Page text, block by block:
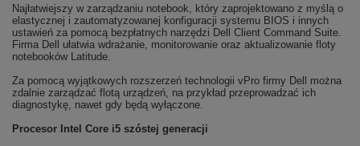
Najłatwiejszy w zarządzaniu notebook, który zaprojektowano z myślą o
elastycznej i zautomatyzowanej konfiguracji systemu BIOS i innych
ustawień za pomocą bezpłatnych narzędzi Dell Client Command Suite.
Firma Dell ułatwia wdrażanie, monitorowanie oraz aktualizowanie floty
notebooków Latitude.
Za pomocą wyjątkowych rozszerzeń technologii vPro firmy Dell można
zdalnie zarządzać flotą urządzeń, na przykład przeprowadzać ich
diagnostykę, nawet gdy będą wyłączone.
Procesor Intel Core i5 szóstej generacji